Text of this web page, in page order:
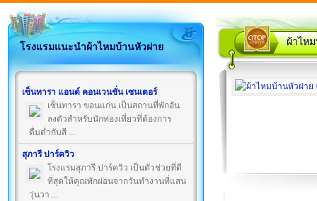
โรงแรมแนะนำผ้าไหมบ้านหัวฝาย
เซ็นทารา แอนด์ คอนเวนชั่น เซนเตอร์
เซ็นทารา ขอนแก่น เป็นสถานที่พักอัน
ลงตัวสำหรับนักท่องเที่ยวที่ต้องการ
ดื่มด่ำกับสี ...
สุภารี ปาร์ควิว
โรงแรมสุภารี ปาร์ควิว เป็นตัวช่วยที่ดี
ที่สุดให้คุณพักผ่อนจากวันทำงานที่แสน
วุ่นวา ...
ผ้าไห